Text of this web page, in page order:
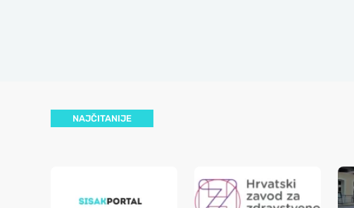
NAJČITANIJE